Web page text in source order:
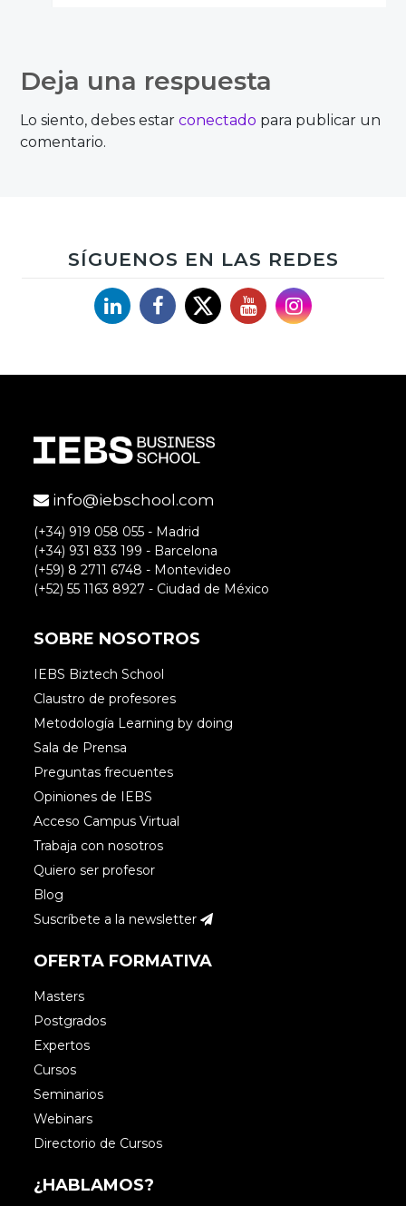
seguidores, que al fin y al cabo, son a los
que va dirigido nuestro negocio.
Pues unos cuantos buenos consejos
pata en muchos de ellos, pero poco a
poco se va a aprendiendo.. y con vosotros
mucho más desde luego
Hola Covadonga,
por supuesto, aprender siempre será
Nos alegra que haya sido de utilidad el
Deja una respuesta
Lo siento, debes estarconectado para publicar un
comentario.
SÍGUENOS EN LAS REDES
LinkedinFacebook
X YouTubeInstagram
info@iebschool.com
(+34) 919 058 055 - Madrid
(+34) 931 833 199 - Barcelona
(+59) 8 2711 6748 - Montevideo
(+52) 55 1163 8927 - Ciudad de México
SOBRE NOSOTROS
IEBS Biztech School
Claustro de profesores
Metodología Learning by doing
Sala de Prensa
Preguntas frecuentes
Opiniones de IEBS
Acceso Campus Virtual
Trabaja con nosotros
Quiero ser profesor
Blog
Suscríbete a la newsletter
OFERTA FORMATIVA
Masters
Postgrados
Expertos
Cursos
Seminarios
Webinars
Directorio de Cursos
¿HABLAMOS?